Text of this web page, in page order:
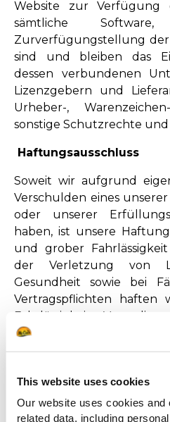
This website uses cookies
Our website uses cookies
related data, including
Website zur Verfügung
sämtliche
Zurverfügungstellung
sind und bleiben das
dessen verbundenen
Lizenzgebern und
Urheber-,
sonstige Schutzrechte
Haftungsausschluss
Soweit wir aufgrund
Verschulden eines
oder unserer
haben, ist unsere
und grober
der Verletzung von
Gesundheit sowie bei
Vertragspflichten haften
Fahrlässigkeit. Von
unberührt bleibt
Produkthaftungsgesetz.
Dieser
Verletzungen, die